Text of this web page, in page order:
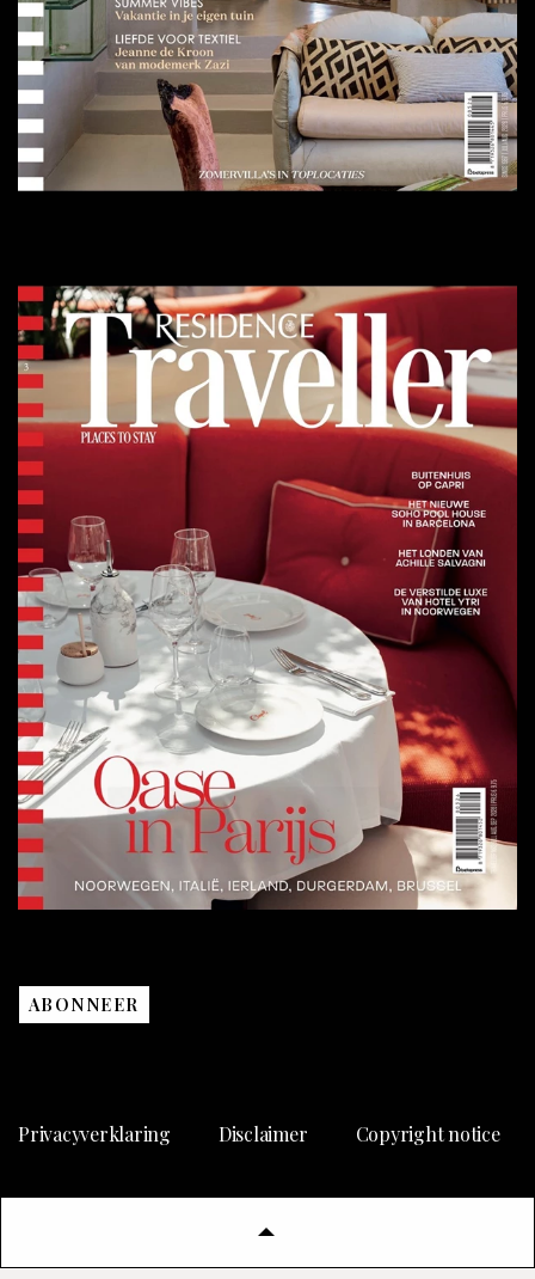
ABONNEER
Privacyverklaring Disclaimer Copyright notice